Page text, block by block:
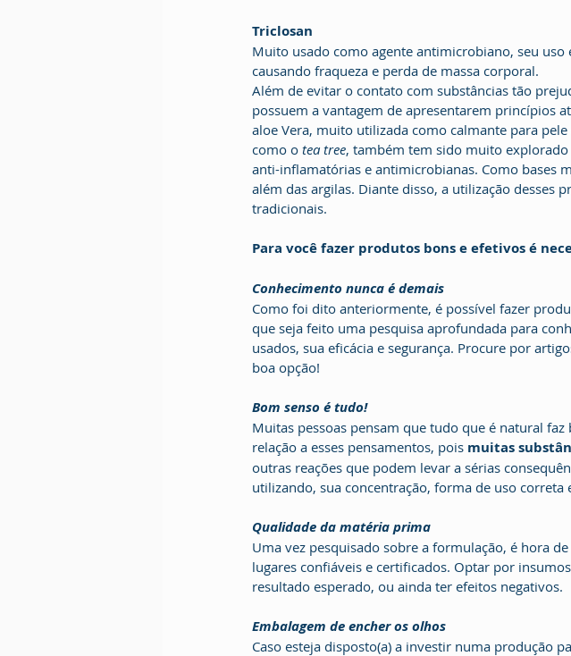
Triclosan
Muito usado como agente antimicrobiano, seu
causando fraqueza e perda de massa corporal.
Além de evitar o contato com substâncias tão
possuem a vantagem de apresentarem princípios
aloe Vera, muito utilizada como calmante para
como o tea tree, também tem sido muito
anti-inflamatórias e antimicrobianas. Como bases
além das argilas. Diante disso, a utilização desses
tradicionais.
Para você fazer produtos bons e efetivos é
Conhecimento nunca é demais
Como foi dito anteriormente, é possível fazer
que seja feito uma pesquisa aprofundada para
usados, sua eficácia e segurança. Procure por
boa opção!
Bom senso é tudo!
Muitas pessoas pensam que tudo que é natural
relação a esses pensamentos, pois muitas
outras reações que podem levar a sérias
utilizando, sua concentração, forma de uso
Qualidade da matéria prima
Uma vez pesquisado sobre a formulação, é hora
lugares confiáveis e certificados. Optar por
resultado esperado, ou ainda ter efeitos negativos.
Embalagem de encher os olhos
Caso esteja disposto(a) a investir numa produção